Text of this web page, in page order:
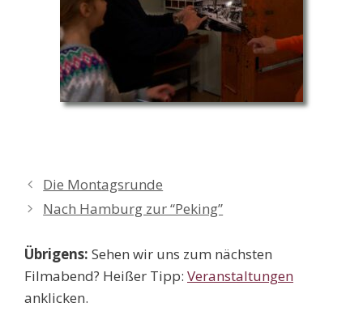
Die Montagsrunde
Nach Hamburg zur “Peking”
Übrigens: Sehen wir uns zum nächsten
Filmabend? Heißer Tipp: Veranstaltungen
anklicken.